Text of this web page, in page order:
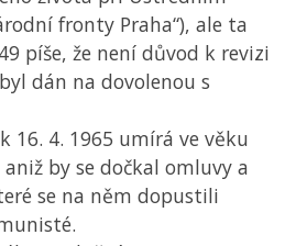
fronty Praha“), ale ta
píše, že není důvod k revizi
dán na dovolenou s
16. 4. 1965 umírá ve věku
by se dočkal omluvy a
se na něm dopustili